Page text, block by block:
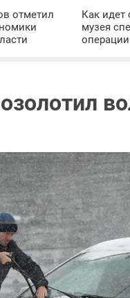
отметил
Как идет
музея
операции